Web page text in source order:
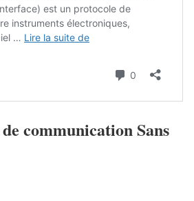
communication Sans